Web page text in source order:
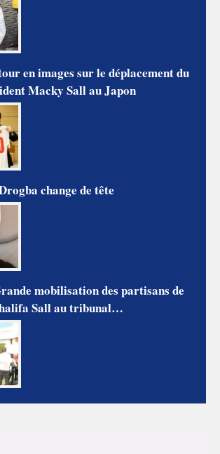
en images sur le déplacement du
Macky Sall au Japon
change de tête
mobilisation des partisans de
Sall au tribunal…